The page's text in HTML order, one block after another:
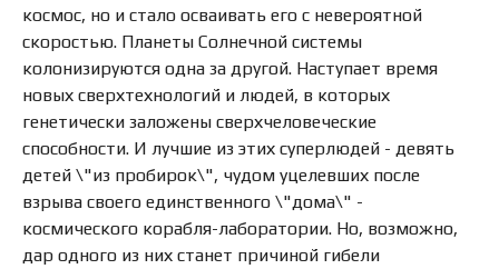
космос, но и стало осваивать его с невероятной
скоростью. Планеты Солнечной системы
колонизируются одна за другой. Наступает время
новых сверхтехнологий и людей, в которых
генетически заложены сверхчеловеческие
способности. И лучшие из этих суперлюдей - девять
детей \"из пробирок\", чудом уцелевших после
взрыва своего единственного \"дома\" -
космического корабля-лаборатории. Но, возможно,
дар одного из них станет причиной гибели